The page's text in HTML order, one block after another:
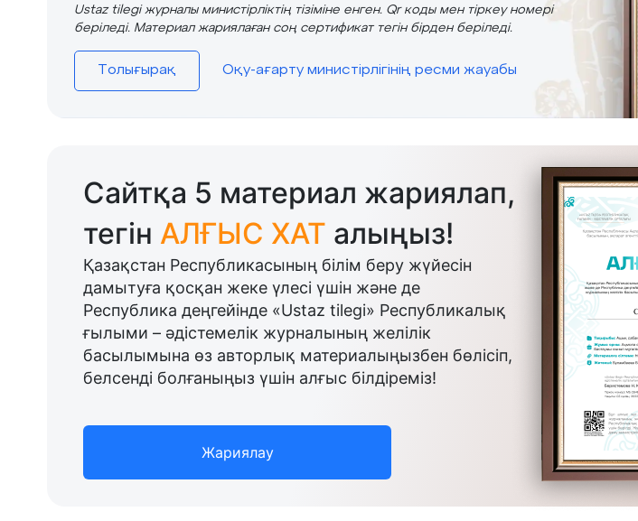
Ustaz tilegi журналы министірліктің тізіміне енген. Qr коды мен тіркеу номері
беріледі. Материал жариялаған соң сертификат тегін бірден беріледі.
Толығырақ Оқу-ағарту министірлігінің ресми жауабы
Сайтқа 5 материал жариялап,
тегін АЛҒЫС ХАТ алыңыз!
Қазақстан Республикасының білім беру жүйесін
дамытуға қосқан жеке үлесі үшін және де
Республика деңгейінде «Ustaz tilegi» Республикалық
ғылыми – әдістемелік журналының желілік
басылымына өз авторлық материалыңызбен бөлісіп,
белсенді болғаныңыз үшін алғыс білдіреміз!
Жариялау